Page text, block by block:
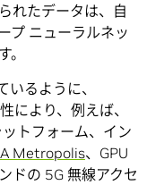
れたデータは、自
プ ニューラルネッ
いるように、
により、例えば、
ットフォーム、イン
Metropolis、GPU
ドの 5G 無線アクセ